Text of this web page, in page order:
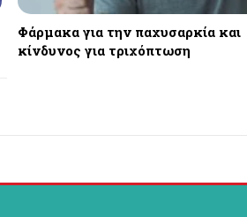
Φάρμακα για την παχυσαρκία και
κίνδυνος για τριχόπτωση